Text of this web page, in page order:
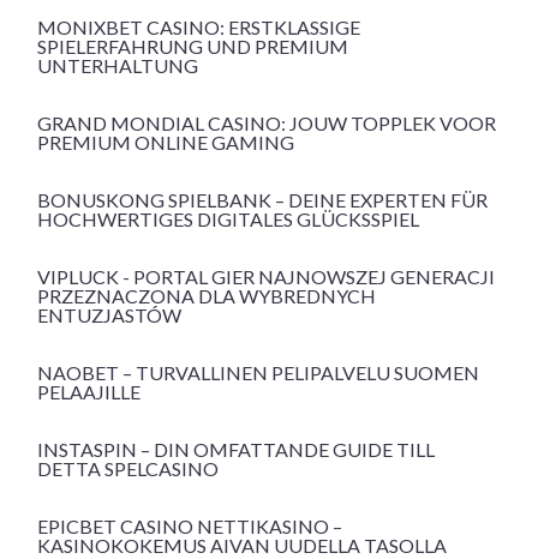
MONIXBET CASINO: ERSTKLASSIGE
SPIELERFAHRUNG UND PREMIUM
UNTERHALTUNG
GRAND MONDIAL CASINO: JOUW TOPPLEK VOOR
PREMIUM ONLINE GAMING
BONUSKONG SPIELBANK – DEINE EXPERTEN FÜR
HOCHWERTIGES DIGITALES GLÜCKSSPIEL
VIPLUCK - PORTAL GIER NAJNOWSZEJ GENERACJI
PRZEZNACZONA DLA WYBREDNYCH
ENTUZJASTÓW
NAOBET – TURVALLINEN PELIPALVELU SUOMEN
PELAAJILLE
INSTASPIN – DIN OMFATTANDE GUIDE TILL
DETTA SPELCASINO
EPICBET CASINO NETTIKASINO –
KASINOKOKEMUS AIVAN UUDELLA TASOLLA